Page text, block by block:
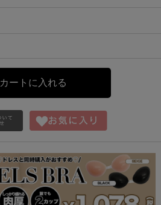
カートに入れる